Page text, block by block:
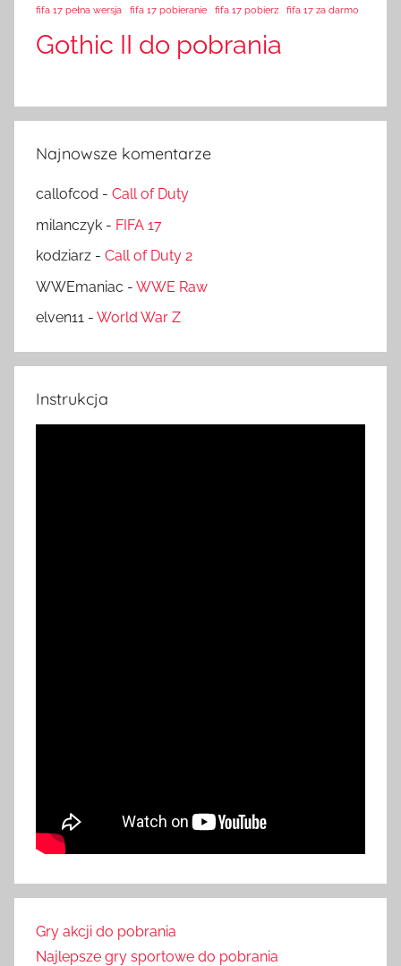
fifa 17 pełna wersja fifa 17 pobieranie fifa 17 pobierz fifa 17 za darmo
Gothic II do pobrania
Najnowsze komentarze
callofcod - Call of Duty
milanczyk - FIFA 17
kodziarz - Call of Duty 2
WWEmaniac - WWE Raw
elven11 - World War Z
Instrukcja
Gry akcji do pobrania
Najlepsze gry sportowe do pobrania